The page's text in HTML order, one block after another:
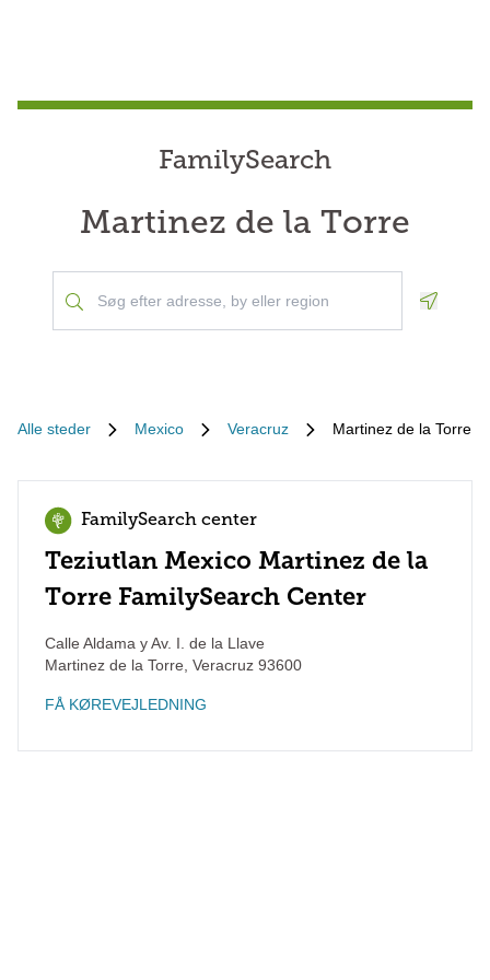
FamilySearch
Martinez de la Torre
Alle steder Mexico Veracruz Martinez de la Torre
FamilySearch center
Teziutlan Mexico Martinez de la
Torre FamilySearch Center
Calle Aldama y Av. I. de la Llave
Martinez de la Torre Veracruz 93600
FÅ KØREVEJLEDNING